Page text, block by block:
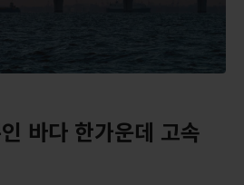
바다 한가운데 고속